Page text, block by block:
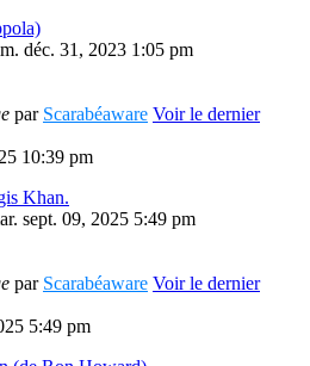
déc. 31, 2023 1:05 pm
par Scarabéaware Voir le dernier
10:39 pm
Khan.
sept. 09, 2025 5:49 pm
par Scarabéaware Voir le dernier
5:49 pm